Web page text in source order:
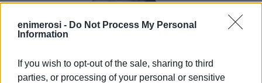
enimerosi - Do Not Process My Personal
Information
If you wish to opt-out of the sale, sharing to third
parties, or processing of your personal or sensitive
ΕΛΕΝΗ ΚΟΡΩΝΑΚΗ